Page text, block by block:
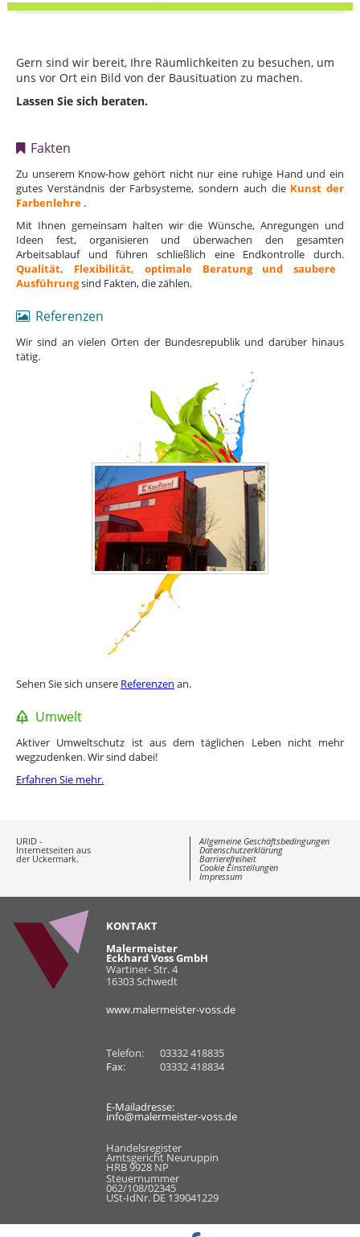
Gern sind wir bereit, Ihre Räumlichkeiten zu besuchen, um
uns vor Ort ein Bild von der Bausituation zu machen.
Lassen Sie sich beraten.
Fakten
Zu unserem Know-how gehört nicht nur eine ruhige Hand und ein
gutes Verständnis der Farbsysteme, sondern auch dieKunst der
Farbenlehre .
Mit Ihnen gemeinsam halten wir die Wünsche, Anregungen und
Ideen fest, organisieren und überwachen den gesamten
Arbeitsablauf und führen schließlich eine Endkontrolle durch.
Qualität, Flexibilität, optimale Beratung und saubere
Ausführungsind Fakten, die zählen.
Referenzen
Wir sind an vielen Orten der Bundesrepublik und darüber hinaus
tätig.
Sehen Sie sich unsere Referenzen an.
Umwelt
Aktiver Umweltschutz ist aus dem täglichen Leben nicht mehr
wegzudenken. Wir sind dabei!
Erfahren Sie mehr.
URID -
Internetseiten aus
der Uckermark.
Allgemeine Geschäftsbedingungen
Datenschutzerklärung
Barrierefreiheit
Cookie Einstellungen
Impressum
KONTAKT
Malermeister
Eckhard Voss GmbH
Wartiner- Str. 4
16303 Schwedt
www.malermeister-voss.de
Telefon:
03332 418835
Fax: 03332 418834
E-Mailadresse:
info@malermeister-voss.de
Handelsregister
Amtsgericht Neuruppin
HRB 9928 NP
Steuernummer
062/108/02345
USt-IdNr. DE 139041229